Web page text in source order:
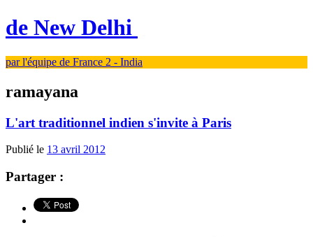
de New Delhi
par l'équipe de France 2 - India
ramayana
L'art traditionnel indien s'invite à Paris
Publié le 13 avril 2012
Partager :